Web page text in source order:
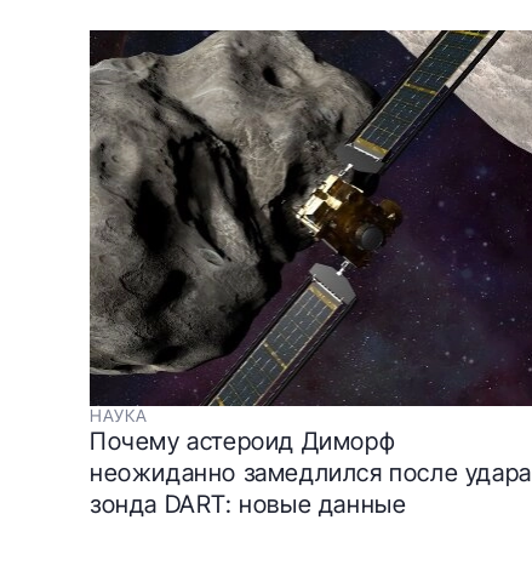
НАУКА
Почему астероид Диморф
неожиданно замедлился после удара
зонда DART: новые данные